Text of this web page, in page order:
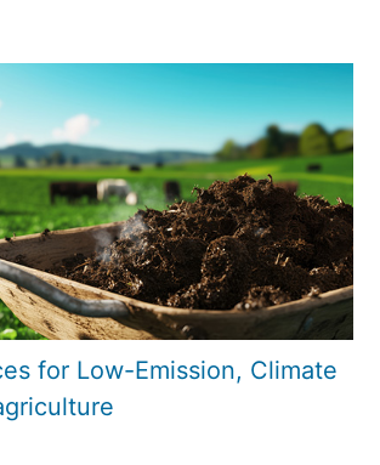
for Low-Emission, Climate